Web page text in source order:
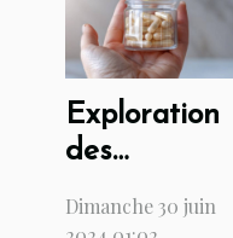
Exploration
des
du
Dimanche 30 juin